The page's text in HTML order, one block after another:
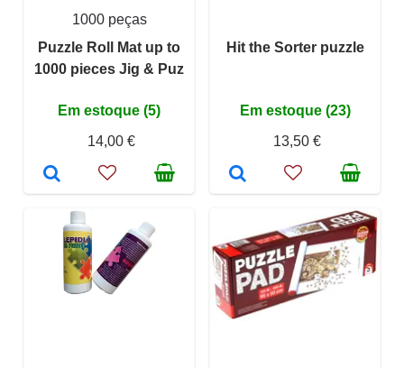
1000 peças
Puzzle Roll Mat up to
1000 pieces Jig & Puz
Em estoque (5)
14,00 €
Hit the Sorter puzzle
Em estoque (23)
13,50 €